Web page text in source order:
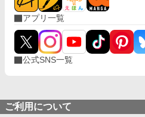
アプリ一覧
公式SNS一覧
ご利用について